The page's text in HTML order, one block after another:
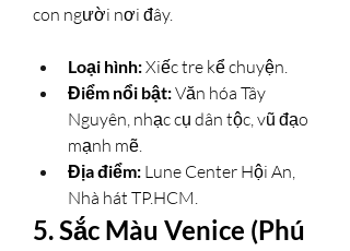
con người nơi đây.
Loại hình: Xiếc tre kể chuyện.
Điểm nổi bật: Văn hóa Tây
Nguyên, nhạc cụ dân tộc, vũ đạo
mạnh mẽ.
Địa điểm: Lune Center Hội An,
Nhà hát TP.HCM.
5. Sắc Màu Venice (Phú